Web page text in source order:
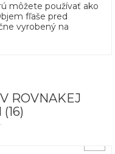
môžete používať ako
fľaše pred
vyrobený na
ROVNAKEJ